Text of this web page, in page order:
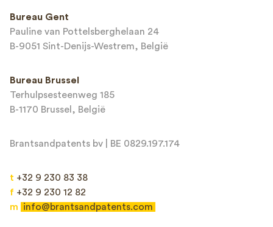
This site is protected by reCAPTCHA and the Google
Bureau Gent
Pauline van Pottelsberghelaan 24
B-9051 Sint-Denijs-Westrem, België
Bureau Brussel
Terhulpsesteenweg 185
B-1170 Brussel, België
Brantsandpatents bv | BE 0829.197.174
t +32 9 230 83 38
f +32 9 230 12 82
m
info@brantsandpatents.com